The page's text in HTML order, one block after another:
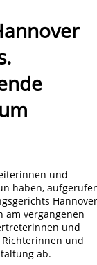
und
haben,
Hannover
am vergangenen
und
und
ab.